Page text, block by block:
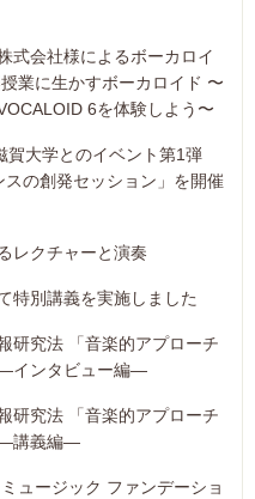
式会社様によるボーカロイ
業に生かすボーカロイド 〜
6を体験しよう〜
賀大学とのイベント第1弾
スの創発セッション」を開催
レクチャーと演奏
特別講義を実施しました
研究法 「音楽的アプローチ
インタビュー編―
研究法 「音楽的アプローチ
―講義編―
ュージック ファンデーショ